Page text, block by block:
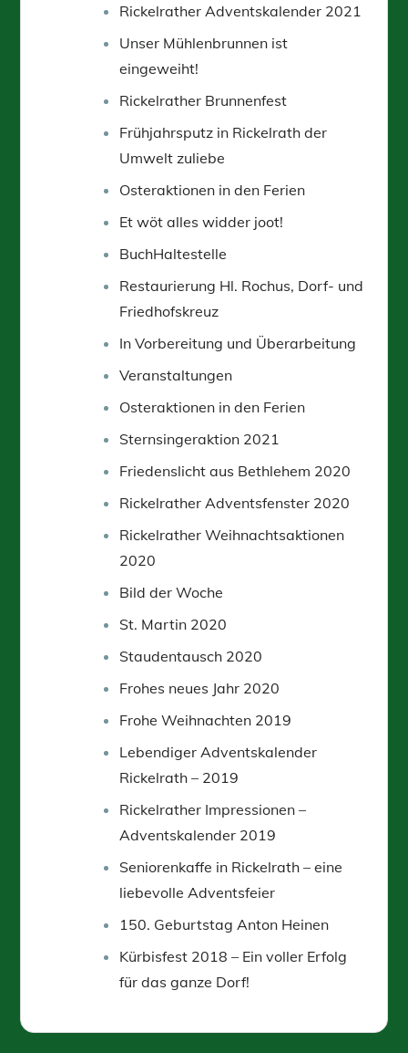
Rickelrather Adventskalender 2021
Unser Mühlenbrunnen ist
eingeweiht!
Rickelrather Brunnenfest
Frühjahrsputz in Rickelrath der
Umwelt zuliebe
Osteraktionen in den Ferien
Et wöt alles widder joot!
BuchHaltestelle
Restaurierung Hl. Rochus, Dorf- und
Friedhofskreuz
In Vorbereitung und Überarbeitung
Veranstaltungen
Osteraktionen in den Ferien
Sternsingeraktion 2021
Friedenslicht aus Bethlehem 2020
Rickelrather Adventsfenster 2020
Rickelrather Weihnachtsaktionen
2020
Bild der Woche
St. Martin 2020
Staudentausch 2020
Frohes neues Jahr 2020
Frohe Weihnachten 2019
Lebendiger Adventskalender
Rickelrath – 2019
Rickelrather Impressionen –
Adventskalender 2019
Seniorenkaffe in Rickelrath – eine
liebevolle Adventsfeier
150. Geburtstag Anton Heinen
Kürbisfest 2018 – Ein voller Erfolg
für das ganze Dorf!